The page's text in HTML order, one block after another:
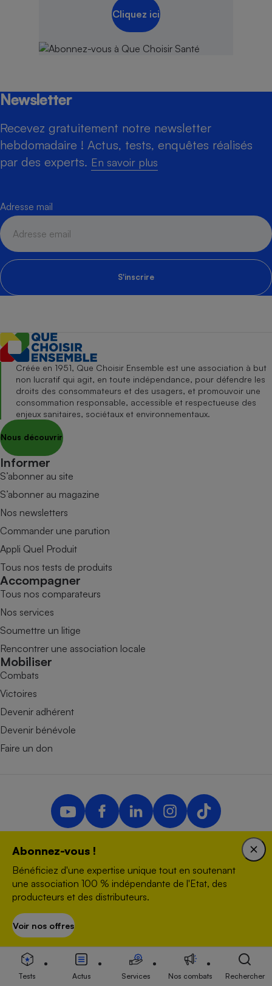
Cliquez ici
Newsletter
Recevez gratuitement notre newsletter
hebdomadaire ! Actus, tests, enquêtes réalisés
par des experts. En savoir plus
Adresse mail
S'inscrire
Abonnez-vous !
Bénéficiez d'une expertise unique tout en soutenant
une association 100 % indépendante de l'Etat, des
producteurs et des distributeurs.
Voir nos offres
Créée en 1951, Que Choisir Ensemble est une association à but
non lucratif qui agit, en toute indépendance, pour défendre les
droits des consommateurs et des usagers, et promouvoir une
consommation responsable, accessible et respectueuse des
enjeux sanitaires, sociétaux et environnementaux.
Nous découvrir
Informer
S’abonner au site
S’abonner au magazine
Nos newsletters
Commander une parution
Appli Quel Produit
Tous nos tests de produits
Accompagner
Tous nos comparateurs
Nos services
Soumettre un litige
Rencontrer une association locale
Mobiliser
Combats
Victoires
Devenir adhérent
Devenir bénévole
Faire un don
Nous contacter
Données personnelles
Plan du site
Newsletter
Conditions générales
Paramétrer les traceurs
Questions fréquentes
Tests Actus Services Nos combats Rechercher